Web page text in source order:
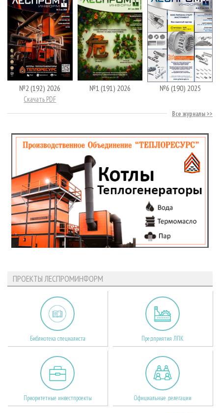
№2 (192) 2026
Скачать PDF
№1 (191) 2026 №6 (190) 2025
Все журналы
ПРОЕКТЫ ЛЕСПРОМИНФОРМ
Библиотека специалиста Предприятия ЛПК
Приоритетные инвестпроекты Официальные делегации